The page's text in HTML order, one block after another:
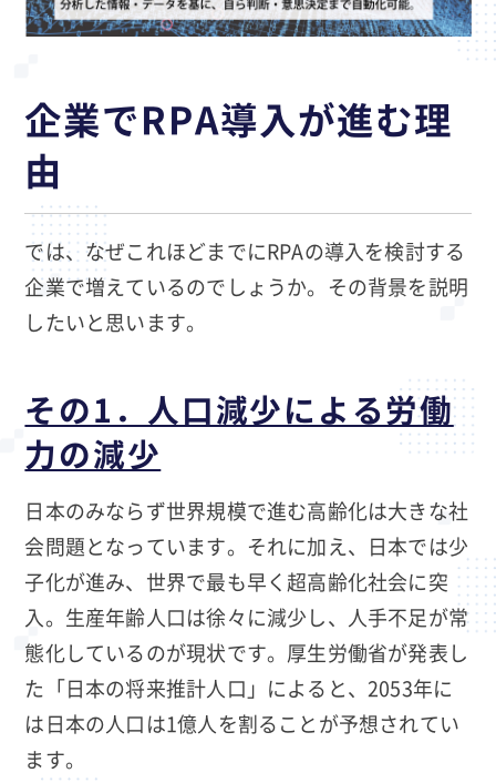
企業でRPA導入が進む理
由
では、なぜこれほどまでにRPAの導入を検討する
企業で増えているのでしょうか。その背景を説明
したいと思います。
その1．人口減少による労働
力の減少
日本のみならず世界規模で進む高齢化は大きな社
会問題となっています。それに加え、日本では少
子化が進み、世界で最も早く超高齢化社会に突
入。生産年齢人口は徐々に減少し、人手不足が常
態化しているのが現状です。厚生労働省が発表し
た「日本の将来推計人口」によると、2053年に
は日本の人口は1億人を割ることが予想されてい
ます。